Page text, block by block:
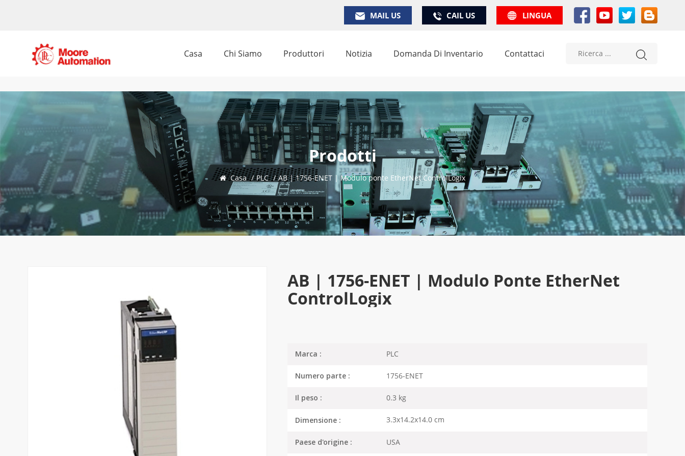
MAIL US CAIL US LINGUA
Casa Chi Siamo Produttori Notizia Domanda Di Inventario Contattaci
Prodotti
Casa / PLC / AB | 1756-ENET | Modulo ponte EtherNet ControlLogix
AB | 1756-ENET | Modulo Ponte EtherNet
ControlLogix
Marca : PLC
Numero parte : 1756-ENET
Il peso : 0.3 kg
Dimensione : 3.3x14.2x14.0 cm
Paese d'origine : USA